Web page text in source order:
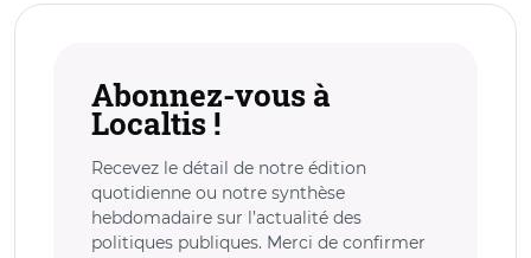
Abonnez-vous à
Localtis !
Recevez le détail de notre édition
quotidienne ou notre synthèse
hebdomadaire sur l’actualité des
politiques publiques. Merci de confirmer